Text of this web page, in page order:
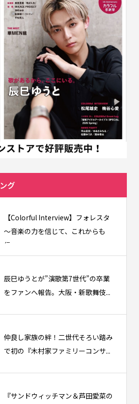
グ
【Colorful Interview】フォレスタ
〜音楽の力を信じて、これからも
信...
辰巳ゆうとが”演歌第7世代”の卒業
をファンへ報告。大阪・新歌舞伎...
仲良し家族の絆！二世代そろい踏み
で初の『木村家ファミリーコンサ...
『サンドウィッチマン＆芦田愛菜の